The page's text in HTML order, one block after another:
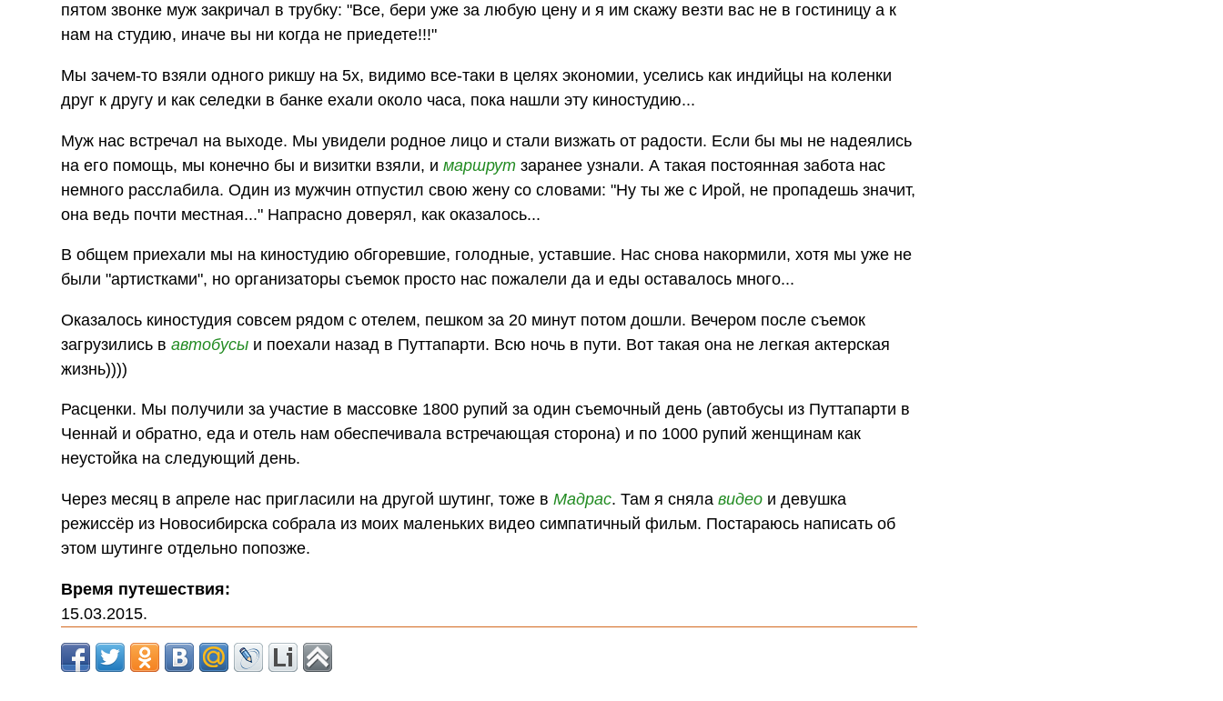
пятом звонке муж закричал в трубку: "Все, бери уже за любую цену и я им скажу везти вас не в гостиницу а к
нам на студию, иначе вы ни когда не приедете!!!"
Мы зачем-то взяли одного рикшу на 5х, видимо все-таки в целях экономии, уселись как индийцы на коленки
друг к другу и как селедки в банке ехали около часа, пока нашли эту киностудию...
Муж нас встречал на выходе. Мы увидели родное лицо и стали визжать от радости. Если бы мы не надеялись
на его помощь, мы конечно бы и визитки взяли, имаршрут заранее узнали. А такая постоянная забота нас
немного расслабила. Один из мужчин отпустил свою жену со словами: "Ну ты же с Ирой, не пропадешь значит,
она ведь почти местная..." Напрасно доверял, как оказалось...
В общем приехали мы на киностудию обгоревшие, голодные, уставшие. Нас снова накормили, хотя мы уже не
были "артистками", но организаторы съемок просто нас пожалели да и еды оставалось много...
Оказалось киностудия совсем рядом с отелем, пешком за 20 минут потом дошли. Вечером после съемок
загрузились вавтобусы и поехали назад в Путтапарти. Всю ночь в пути. Вот такая она не легкая актерская
жизнь))))
Расценки. Мы получили за участие в массовке 1800 рупий за один съемочный день (автобусы из Путтапарти в
Ченнай и обратно, еда и отель нам обеспечивала встречающая сторона) и по 1000 рупий женщинам как
неустойка на следующий день.
Через месяц в апреле нас пригласили на другой шутинг, тоже вМадрас. Там я снялавидео и девушка
режиссёр из Новосибирска собрала из моих маленьких видео симпатичный фильм. Постараюсь написать об
этом шутинге отдельно попозже.
Время путешествия:
15.03.2015.